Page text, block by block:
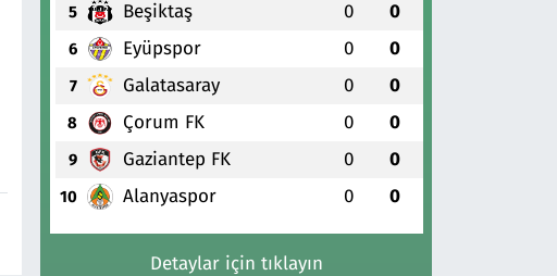
5 Beşiktaş 0 0
6 Eyüpspor 0 0
7 Galatasaray 0 0
8 Çorum FK 0 0
9 Gaziantep FK 0 0
10 Alanyaspor 0 0
Detaylar için tıklayın